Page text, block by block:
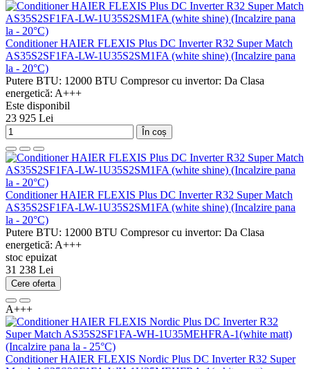
Conditioner HAIER FLEXIS Plus DC Inverter R32 Super Match
AS35S2SF1FA-LW-1U35S2SM1FA (white shine) (Incalzire pana
la - 20°C)
Putere BTU: 12000 BTU Compresor cu invertor: Da Clasa
energetică: A+++
Este disponibil
23 925 Lei
În coș
Conditioner HAIER FLEXIS Plus DC Inverter R32 Super Match
AS35S2SF1FA-LW-1U35S2SM1FA (white shine) (Incalzire pana
la - 20°C)
Putere BTU: 12000 BTU Compresor cu invertor: Da Clasa
energetică: A+++
stoc epuizat
31 238 Lei
Cere oferta
A+++
Conditioner HAIER FLEXIS Nordic Plus DC Inverter R32 Super